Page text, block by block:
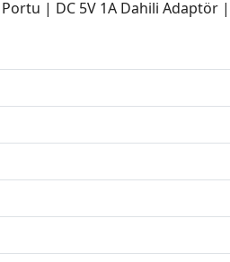
| DC 5V 1A Dahili Adaptör